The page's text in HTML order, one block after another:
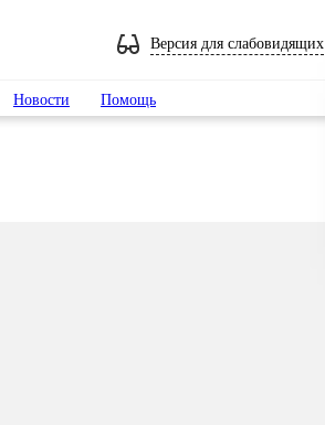
Версия для слабовидящих
Новости Помощь